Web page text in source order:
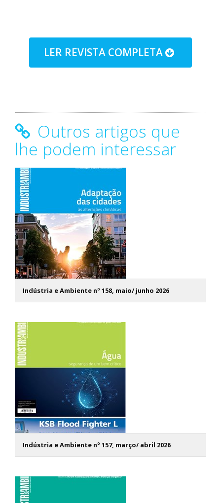
LER REVISTA COMPLETA
Outros artigos que
lhe podem interessar
Indústria e Ambiente nº 158, maio/ junho 2026
Indústria e Ambiente nº 157, março/ abril 2026